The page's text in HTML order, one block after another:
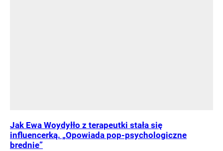
Jak Ewa Woydyłło z terapeutki stała się
influencerką. „Opowiada pop-psychologiczne
brednie”